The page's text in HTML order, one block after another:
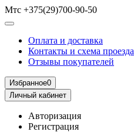
Мтс +375(29)700-90-50
Оплата и доставка
Контакты и схема проезда
Отзывы покупателей
Избранное0
Личный кабинет
Авторизация
Регистрация